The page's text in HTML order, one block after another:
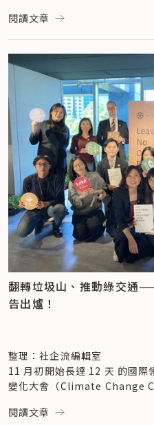
>> 來自新加坡的銀行，成台灣
勢與企業經營關鍵
洞察一：填答者普遍認為永續
社會面向
從填答者的「認知題」表現
具備永續發展各面向議題相關
（95.59%）、「淡水消耗」
（90.76%）為認知度最高的
則對於「水」（21.45%）、「
別平等」（43.11%） 議題認
其中，雖然有超過 9 成填答者
有不到一半的填答者答對社會
大多數填答者知道水資源保育
的水資源如何被社會、家庭使
洞察二：對永續議題的「認知
在「行動題」填答結果中， 「
「化學污染」（94.42%）、「
低的議題。
其中，以「化學污染」議題為
物對環境造成的影響，同時也
題中，約 6 成填答者具備對於
在共融成長上，友達光電秉持
打造「友達大學」促進員工學
職缺內容。在靈活創新上，友
生活韌性，例如投入再生能源
電廠；啟動智慧製造專案提升
中租迪和：力挺綠能產業發展
融資租賃產業代表中租控股，
中，以滿足企業及個人需求、
行動包含：推出卡車幫 APP，
司機族群；針對較難提出財力
也提供零卡分期的電子交易模
估因子，要求承擔對員工、社
資、放貸的價值。
此外，中租迪和於 2010 年起
能設備融資服務，逐漸深入太
業，向中小企業客戶租借農舍
年，已成為全台裝置容量最大
續力挺綠能產業發展，盼從「
廠，邀請社會大眾支持再生能
美德醫療：守護天下人健康，協
「誠信治理、創新價值、永續
軸線實踐永續發展。在新冠肺
求大增，美德醫療積極發展「
全球短鏈趨勢；此外更大規模
信義房屋在徵才育才、幸福職
定。秉著​「以人為本、先義後
建構各項員工政策，將同仁視
倫理長一職，內化公司內部倫
使其於組織價值認同調查中，
為營造更友善的職場環境，台
「多元敏捷工時計畫」，新增
時差班別等福利，讓同仁能兼
洲權威性人資雜誌《HR Asia
業雇主」獎項肯定。
大聯大控股重視人才發展，
人才發展培育計畫，除了專業
困難時的正向心態。在員工照
職場環境，成立員工子女幼兒
家庭照顧責任，有助提升員工
入選台灣高薪 100 指數成分
資與福利，相關措施包含保障
畫、提供專業醫療諮詢等。新
健康講座，協助同仁達到身心靈
除了企業經營者透過制度建立
外，透過教育訓練培養同仁的
場及生活的實踐，有助於組織
同策動夥伴​​願景工程基金會與
源製造的信用卡「星展 eco 永
數連結貸款，甚至在疫情嚴峻
勢，星展銀行（台灣）將金融
影響力。
談起永續方針，星展銀行（台
委員會主席羅綸有表示：「我
6 個相關度最高的目標當作指
性別平等、SDG 7 可負擔的潔
發展、9 產業創新與基礎設施
以及 SDG13 氣候行動。
而星展銀行（台灣）透過 3 大
動永續策略。第一項為負責任
為負責任的企業營運，從組織
創造社會影響力，對外與社會
星展集團執行總裁高博德說道
與願景在於，透過追求社會均
責任的態度，來經營我們的銀
值與影響力。」
3 大永續發展重心，發揮多元影
首創的綠色存款，為儲蓄客戶
海岸線；並承辦台灣首件永續
業客戶實踐永續，目前已簽約
貸款總額逾新台幣 300 億元。
閱讀文章
翻轉垃圾山、推動綠交通
告出爐！
整理：社企流編輯室
11 月初開始長達 12 天 的國際
變化大會（Climate
任務是讓各國在本世紀中實現
閱讀文章